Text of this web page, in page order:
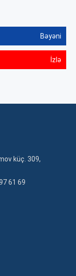
Bəyəni
İzlə
küç. 309,
61 69